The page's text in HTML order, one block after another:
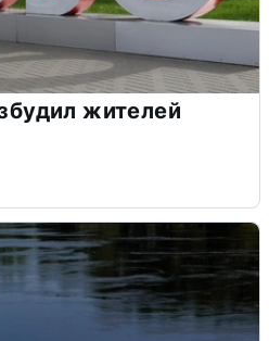
жителей